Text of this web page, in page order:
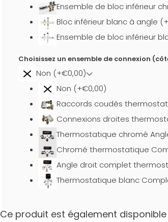
Ensemble de bloc inférieur
Bloc inférieur blanc à angle
Ensemble de bloc inférieur
Choisissez un ensemble de connexion
Non (+€0,00)
Non (+€0,00)
Raccords coudés
Connexions droites
Thermostatique chromé
Chromé thermostatique
Angle droit complet
Thermostatique blanc
Ce produit est également